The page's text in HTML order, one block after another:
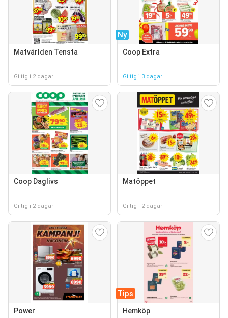
Matvärlden Tensta
Giltig i 2 dagar
Ny
Coop Extra
Giltig i 3 dagar
Coop Daglivs
Giltig i 2 dagar
Matöppet
Giltig i 2 dagar
Power
Tips
Hemköp